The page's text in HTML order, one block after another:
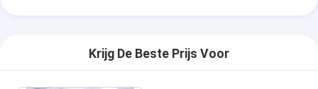
Krijg De Beste Prijs Voor